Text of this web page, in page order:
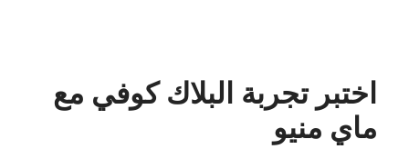
اختبر تجربة البلاك كوفي مع
ماي منيو